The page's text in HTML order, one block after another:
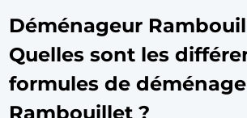
Déménageur
Quelles sont les
formules de
Rambouillet ?